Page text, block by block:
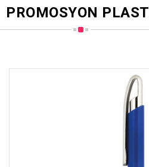
PROMOSYON